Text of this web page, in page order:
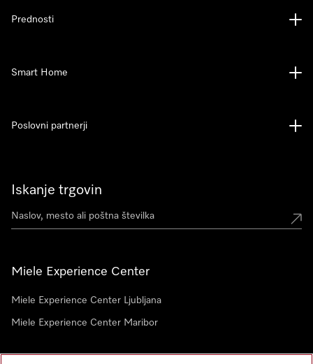
Iskanje trgovin
Miele Experience Center
Miele Experience Center Ljubljana
Miele Experience Center Maribor
Prednosti
Smart Home
Poslovni partnerji